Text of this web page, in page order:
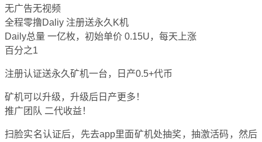
无广告无视频
全程零撸Daliy 注册送永久K机
Daily总量 一亿枚，初始单价 0.15U，每天上涨
百分之1
注册认证送永久矿机一台，日产0.5+代币
矿机可以升级，升级后日产更多！
推广团队 二代收益！
扫脸实名认证后，先去app里面矿机处抽奖，抽激活码，然后